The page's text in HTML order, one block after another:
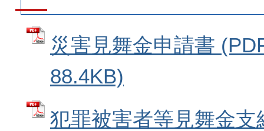
災害見舞金申請書
88.4KB)
犯罪被害者等見舞金